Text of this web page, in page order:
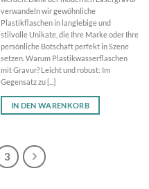
verwandeln wir gewöhnliche
Plastikflaschen in langlebige und
stilvolle Unikate, die Ihre Marke oder Ihre
persönliche Botschaft perfekt in Szene
setzen. Warum Plastikwasserflaschen
mit Gravur? Leicht und robust: Im
Gegensatz zu [...]
IN DEN WARENKORB
3